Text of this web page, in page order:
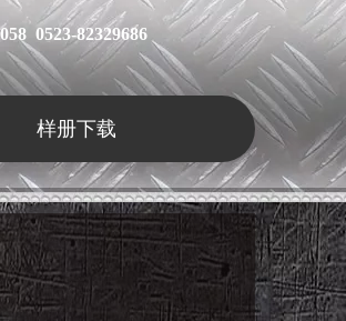
0523-82329686
样册下载